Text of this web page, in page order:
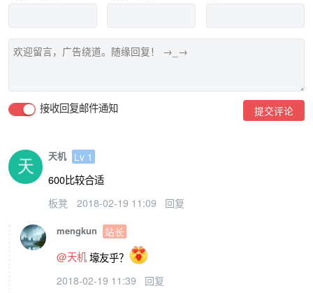
接收回复邮件通知 提交评论
天机 Lv 1
600比较合适
板凳 2018-02-19 11:09 回复
mengkun 站长
@天机 壕友乎？
2018-02-19 11:39 回复